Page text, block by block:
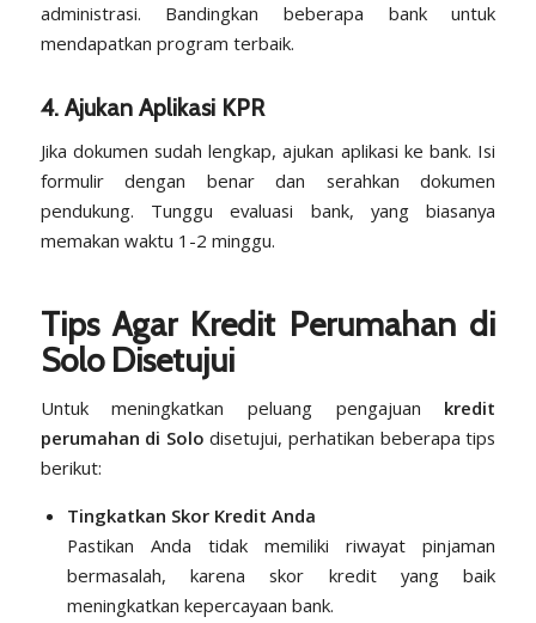
administrasi. Bandingkan beberapa bank untuk
mendapatkan program terbaik.
4. Ajukan Aplikasi KPR
Jika dokumen sudah lengkap, ajukan aplikasi ke bank. Isi
formulir dengan benar dan serahkan dokumen
pendukung. Tunggu evaluasi bank, yang biasanya
memakan waktu 1-2 minggu.
Tips Agar Kredit Perumahan di
Solo Disetujui
Untuk meningkatkan peluang pengajuan kredit
perumahan di Solo disetujui, perhatikan beberapa tips
berikut:
Tingkatkan Skor Kredit Anda
Pastikan Anda tidak memiliki riwayat pinjaman
bermasalah, karena skor kredit yang baik
meningkatkan kepercayaan bank.